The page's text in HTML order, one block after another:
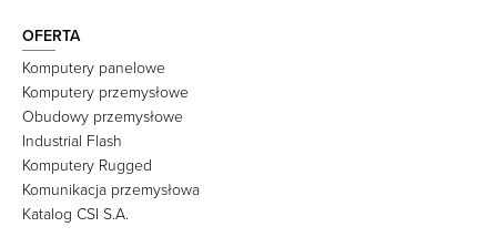
OFERTA
Komputery panelowe
Komputery przemysłowe
Obudowy przemysłowe
Industrial Flash
Komputery Rugged
Komunikacja przemysłowa
Katalog CSI S.A.